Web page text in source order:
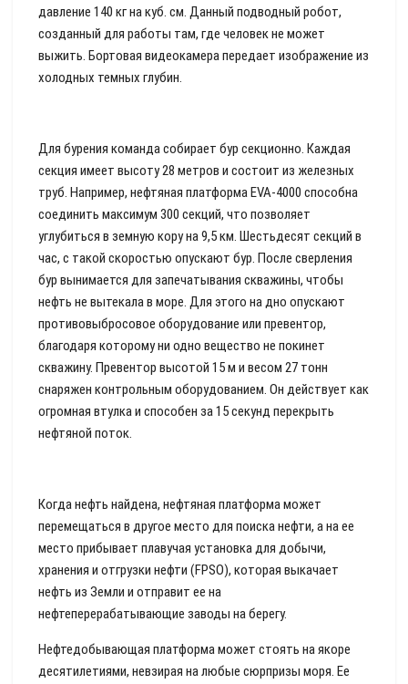
давление 140 кг на куб. см. Данный подводный робот,
созданный для работы там, где человек не может
выжить. Бортовая видеокамера передает изображение из
холодных темных глубин.
Для бурения команда собирает бур секционно. Каждая
секция имеет высоту 28 метров и состоит из железных
труб. Например, нефтяная платформа EVA-4000 способна
соединить максимум 300 секций, что позволяет
углубиться в земную кору на 9,5 км. Шестьдесят секций в
час, с такой скоростью опускают бур. После сверления
бур вынимается для запечатывания скважины, чтобы
нефть не вытекала в море. Для этого на дно опускают
противовыбросовое оборудование или превентор,
благодаря которому ни одно вещество не покинет
скважину. Превентор высотой 15 м и весом 27 тонн
снаряжен контрольным оборудованием. Он действует как
огромная втулка и способен за 15 секунд перекрыть
нефтяной поток.
Когда нефть найдена, нефтяная платформа может
перемещаться в другое место для поиска нефти, а на ее
место прибывает плавучая установка для добычи,
хранения и отгрузки нефти (FPSO), которая выкачает
нефть из Земли и отправит ее на
нефтеперерабатывающие заводы на берегу.
Нефтедобывающая платформа может стоять на якоре
десятилетиями, невзирая на любые сюрпризы моря. Ее